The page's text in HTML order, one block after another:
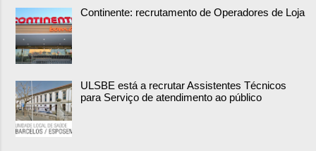
Continente: recrutamento de Operadores de Loja
ULSBE está a recrutar Assistentes Técnicos
para Serviço de atendimento ao público